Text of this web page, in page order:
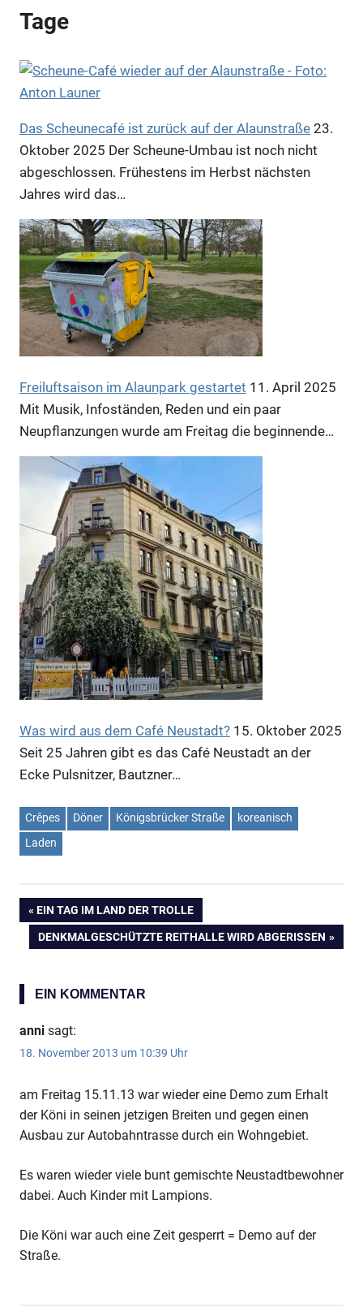
Tage
Das Scheunecafé ist zurück auf der Alaunstraße 23.
Oktober 2025 Der Scheune-Umbau ist noch nicht
abgeschlossen. Frühestens im Herbst nächsten
Jahres wird das…
Freiluftsaison im Alaunpark gestartet 11. April 2025
Mit Musik, Infoständen, Reden und ein paar
Neupflanzungen wurde am Freitag die beginnende…
Was wird aus dem Café Neustadt? 15. Oktober 2025
Seit 25 Jahren gibt es das Café Neustadt an der
Ecke Pulsnitzer, Bautzner…
Crêpes Döner Königsbrücker Straße
koreanisch
Laden
Beitragsnavigation
VORHERIGER
BEITRAG:
EIN TAG IM LAND DER TROLLE
NÄCHSTER
DENKMALGESCHÜTZTE REITHALLE WIRD ABGERISSEN
EIN KOMMENTAR
anni sagt:
18. November 2013 um 10:39 Uhr
am Freitag 15.11.13 war wieder eine Demo zum Erhalt
der Köni in seinen jetzigen Breiten und gegen einen
Ausbau zur Autobahntrasse durch ein Wohngebiet.
Es waren wieder viele bunt gemischte Neustadtbewohner
dabei. Auch Kinder mit Lampions.
Die Köni war auch eine Zeit gesperrt = Demo auf der
Straße.